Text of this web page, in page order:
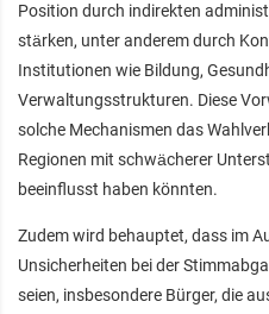
Position durch indirekten
stärken, unter anderem durch
Institutionen wie Bildung,
Verwaltungsstrukturen. Diese
solche Mechanismen das
Regionen mit schwächerer
beeinflusst haben könnten.
Zudem wird behauptet, dass im
Unsicherheiten bei der
seien, insbesondere Bürger, die